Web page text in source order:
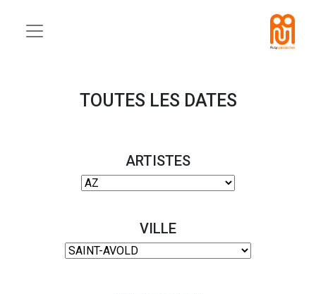
TOUTES LES DATES
ARTISTES
VILLE